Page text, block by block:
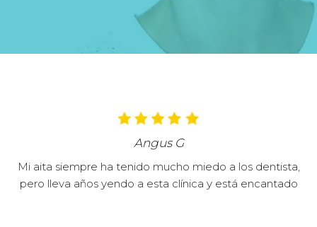
Angus G
Mi aita siempre ha tenido mucho miedo a los dentista,
pero lleva años yendo a esta clínica y está encantado